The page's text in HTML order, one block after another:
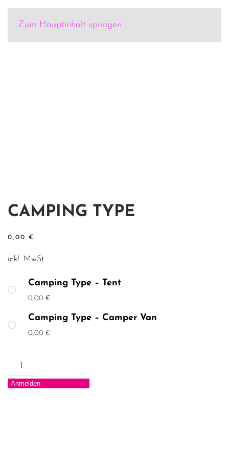
Zum Hauptinhalt springen
CAMPING TYPE
0,00 €
inkl. MwSt.
Camping Type – Tent
0,00 €
Camping Type – Camper Van
0,00 €
Camping
Type
Anmelden